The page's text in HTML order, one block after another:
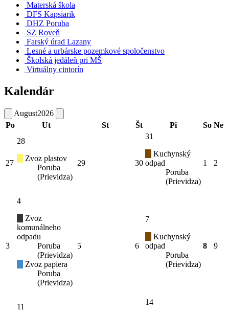
Materská škola
DFS Kapsiarik
DHZ Poruba
SZ Roveň
Farský úrad Lazany
Lesné a urbárske pozemkové spoločenstvo
Školská jedáleň pri MŠ
Virtuálny cintorín
Kalendár
August2026
Po
Ut St Št Pi So Ne
27
28
Zvoz plastov
Poruba
(Prievidza)
29 30
31
Kuchynský
odpad
Poruba
(Prievidza)
1 2
3
4
Zvoz
komunálneho
odpadu
Poruba
(Prievidza)
Zvoz papiera
Poruba
(Prievidza)
5 6
7
Kuchynský
odpad
Poruba
(Prievidza)
8 9
11
14